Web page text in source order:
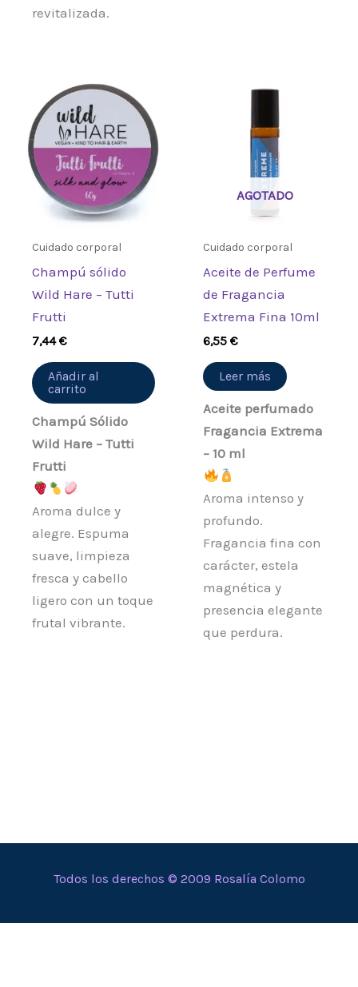
revitalizada.
Cuidado corporal
Champú sólido
Wild Hare – Tutti
Frutti
7,44€
Añadir al
carrito
Champú Sólido
Wild Hare – Tutti
Frutti
Aroma dulce y
alegre. Espuma
suave, limpieza
fresca y cabello
ligero con un toque
frutal vibrante.
AGOTADO
Cuidado corporal
Aceite de Perfume
de Fragancia
Extrema Fina 10ml
6,55€
Leer más
Aceite perfumado
Fragancia Extrema
– 10 ml
Aroma intenso y
profundo.
Fragancia fina con
carácter, estela
magnética y
presencia elegante
que perdura.
Todos los derechos © 2009 Rosalía Colomo